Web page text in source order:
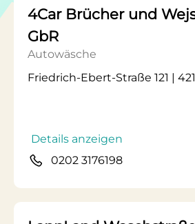
4Car Brücher und
GbR
Autowäsche
Friedrich-Ebert-Straße 121 |
Details anzeigen
0202 3176198